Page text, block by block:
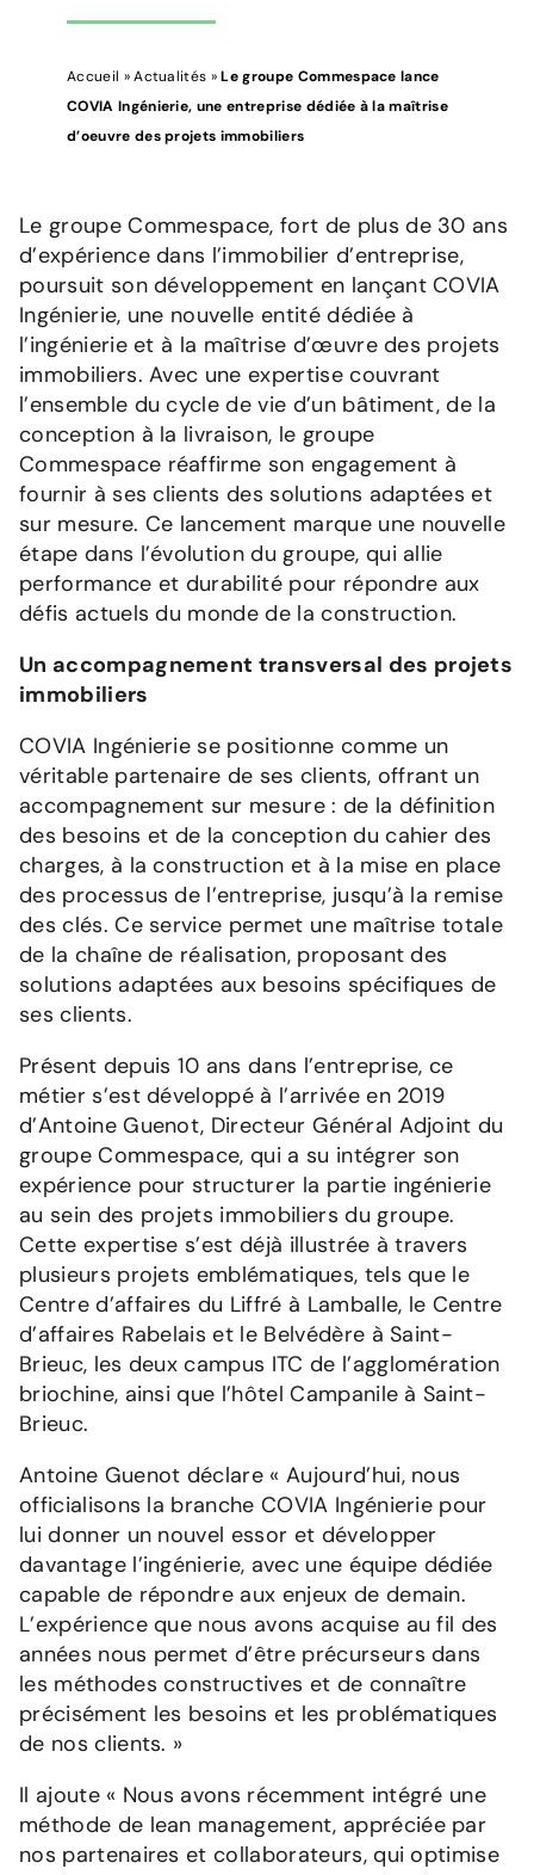
Accueil »Actualités »Le groupe Commespace lance
COVIA Ingénierie, une entreprise dédiée à la maîtrise
d’oeuvre des projets immobiliers
Le groupe Commespace, fort de plus de 30 ans
d’expérience dans l’immobilier d’entreprise,
poursuit son développement en lançant COVIA
Ingénierie, une nouvelle entité dédiée à
l’ingénierie et à la maîtrise d’œuvre des projets
immobiliers. Avec une expertise couvrant
l’ensemble du cycle de vie d’un bâtiment, de la
conception à la livraison, le groupe
Commespace réaffirme son engagement à
fournir à ses clients des solutions adaptées et
sur mesure. Ce lancement marque une nouvelle
étape dans l’évolution du groupe, qui allie
performance et durabilité pour répondre aux
défis actuels du monde de la construction.
Un accompagnement transversal des projets
immobiliers
COVIA Ingénierie se positionne comme un
véritable partenaire de ses clients, offrant un
accompagnement sur mesure : de la définition
des besoins et de la conception du cahier des
charges, à la construction et à la mise en place
des processus de l’entreprise, jusqu’à la remise
des clés. Ce service permet une maîtrise totale
de la chaîne de réalisation, proposant des
solutions adaptées aux besoins spécifiques de
ses clients.
Présent depuis 10 ans dans l’entreprise, ce
métier s’est développé à l’arrivée en 2019
d’Antoine Guenot, Directeur Général Adjoint du
groupe Commespace, qui a su intégrer son
expérience pour structurer la partie ingénierie
au sein des projets immobiliers du groupe.
Cette expertise s’est déjà illustrée à travers
plusieurs projets emblématiques, tels que le
Centre d’affaires du Liffré à Lamballe, le Centre
d’affaires Rabelais et le Belvédère à Saint-
Brieuc, les deux campus ITC de l’agglomération
briochine, ainsi que l’hôtel Campanile à Saint-
Brieuc.
Antoine Guenot déclare « Aujourd’hui, nous
officialisons la branche COVIA Ingénierie pour
lui donner un nouvel essor et développer
davantage l’ingénierie, avec une équipe dédiée
capable de répondre aux enjeux de demain.
L’expérience que nous avons acquise au fil des
années nous permet d’être précurseurs dans
les méthodes constructives et de connaître
précisément les besoins et les problématiques
de nos clients. »
Il ajoute « Nous avons récemment intégré une
méthode de lean management, appréciée par
nos partenaires et collaborateurs, qui optimise